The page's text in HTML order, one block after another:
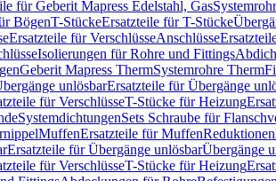
für Geberit Mapress Edelstahl, Gas
BögenT-StückeErsatzteile für T-Stücke
Ersatzteile für VerschlüsseAnschlüsse
Isolierungen für Rohre und Fittings
Geberit Mapress ThermSystemrohre Therm
unlösbarErsatzteile für Übergänge
für VerschlüsseT-Stücke für Heizung
SystemdichtungenSets Schraube für
MuffenErsatzteile für MuffenReduktionen
Ersatzteile für Übergänge unlösbarÜbergänge
für VerschlüsseT-Stücke für Heizung